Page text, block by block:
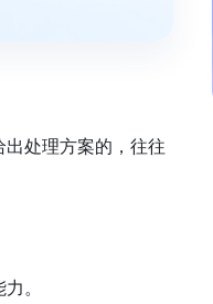
处理方案的，往往
。